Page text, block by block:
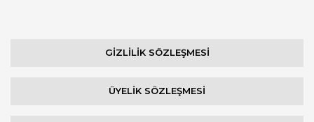
GİZLİLİK SÖZLEŞMESİ
ÜYELİK SÖZLEŞMESİ